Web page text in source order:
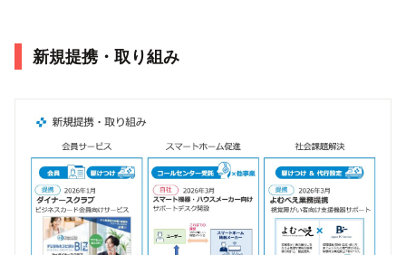
新規提携・取り組み